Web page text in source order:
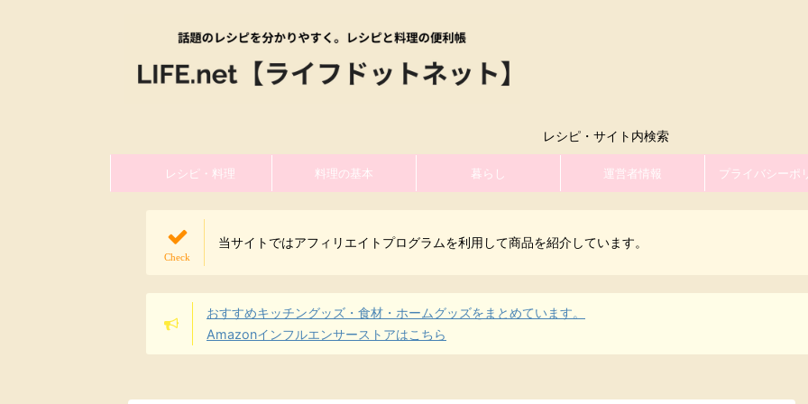
レシピ・サイト内検索
レシピ・料理 料理の基本 暮らし 運営者情報 プライバシーポ
当サイトではアフィリエイトプログラムを利用して商品を紹介しています。
おすすめキッチングッズ・食材・ホームグッズをまとめています。
Amazonインフルエンサーストアはこちら